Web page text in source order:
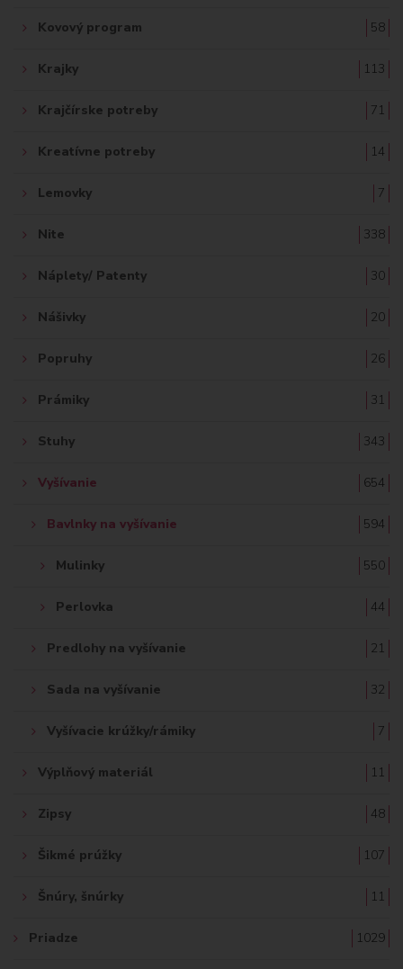
Kovový program 58
Krajky 113
Krajčírske potreby 71
Kreatívne potreby 14
Lemovky 7
Nite 338
Náplety/ Patenty 30
Nášivky 20
Popruhy 26
Prámiky 31
Stuhy 343
Vyšívanie 654
Bavlnky na vyšívanie 594
Mulinky 550
Perlovka 44
Predlohy na vyšívanie 21
Sada na vyšívanie 32
Vyšívacie krúžky/rámiky 7
Výplňový materiál 11
Zipsy 48
Šikmé prúžky 107
Šnúry, šnúrky 11
Priadze 1029